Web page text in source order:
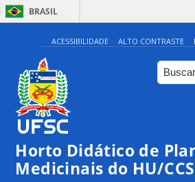
BRASIL
ACESSIBILIDADE ALTO CONTRASTE
Horto Didático de
Medicinais do HU/CCS